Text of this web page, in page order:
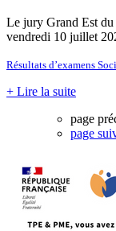
Le jury Grand Est du
vendredi 10 juillet
Résultats d’examens
+ Lire la suite
page
page